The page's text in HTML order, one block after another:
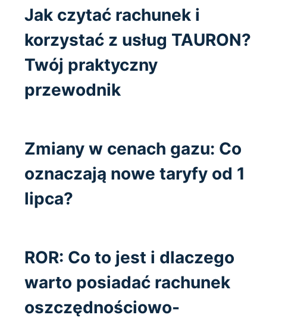
Jak czytać rachunek i
korzystać z usług TAURON?
Twój praktyczny
przewodnik
Zmiany w cenach gazu: Co
oznaczają nowe taryfy od 1
lipca?
ROR: Co to jest i dlaczego
warto posiadać rachunek
oszczędnościowo-